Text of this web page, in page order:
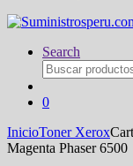
Search
Buscar
por:
0
InicioToner Xerox
Magenta Phaser 6500